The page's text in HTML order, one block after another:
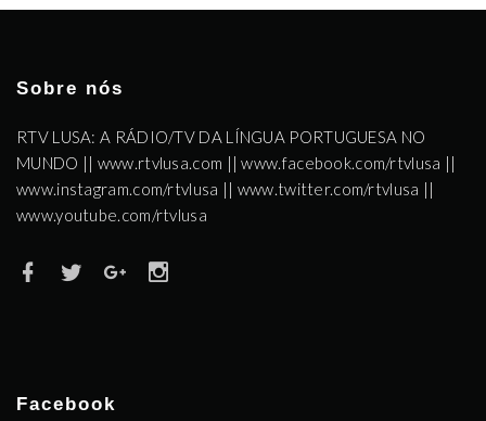
Sobre nós
RTV LUSA: A RÁDIO/TV DA LÍNGUA PORTUGUESA NO
MUNDO || www.rtvlusa.com || www.facebook.com/rtvlusa ||
www.instagram.com/rtvlusa || www.twitter.com/rtvlusa ||
www.youtube.com/rtvlusa
Facebook